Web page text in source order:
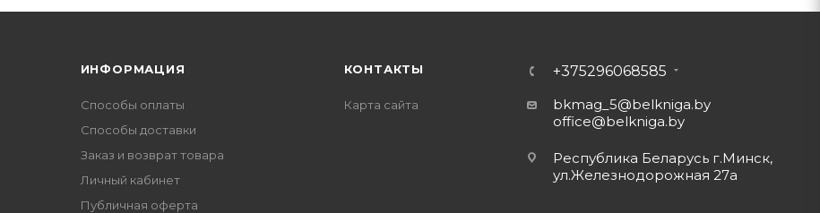
ИНФОРМАЦИЯ
Способы оплаты
Способы доставки
Заказ и возврат товара
Личный кабинет
Публичная оферта
КОНТАКТЫ
Карта сайта
+375296068585
bkmag_5@belkniga.by
office@belkniga.by
Республика Беларусь г.Минск,
ул.Железнодорожная 27а